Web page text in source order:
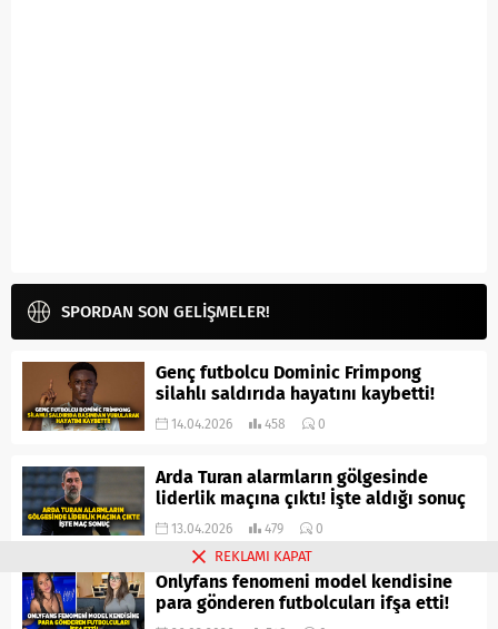
SPORDAN SON GELİŞMELER!
Genç futbolcu Dominic Frimpong
silahlı saldırıda hayatını kaybetti!
14.04.2026 458 0
Arda Turan alarmların gölgesinde
liderlik maçına çıktı! İşte aldığı sonuç
13.04.2026 479 0
Onlyfans fenomeni model kendisine
para gönderen futbolcuları ifşa etti!
REKLAMI KAPAT